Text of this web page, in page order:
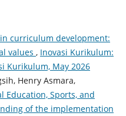
curriculum development:
values , Inovasi Kurikulum:
Kurikulum, May 2026
Henry Asmara,
Education, Sports, and
of the implementation